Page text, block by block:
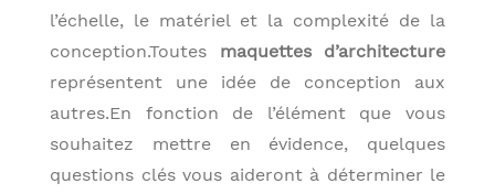
l’échelle, le matériel et la complexité de la
conception.Toutes maquettes d’architecture
représentent une idée de conception aux
autres.En fonction de l’élément que vous
souhaitez mettre en évidence, quelques
questions clés vous aideront à déterminer le